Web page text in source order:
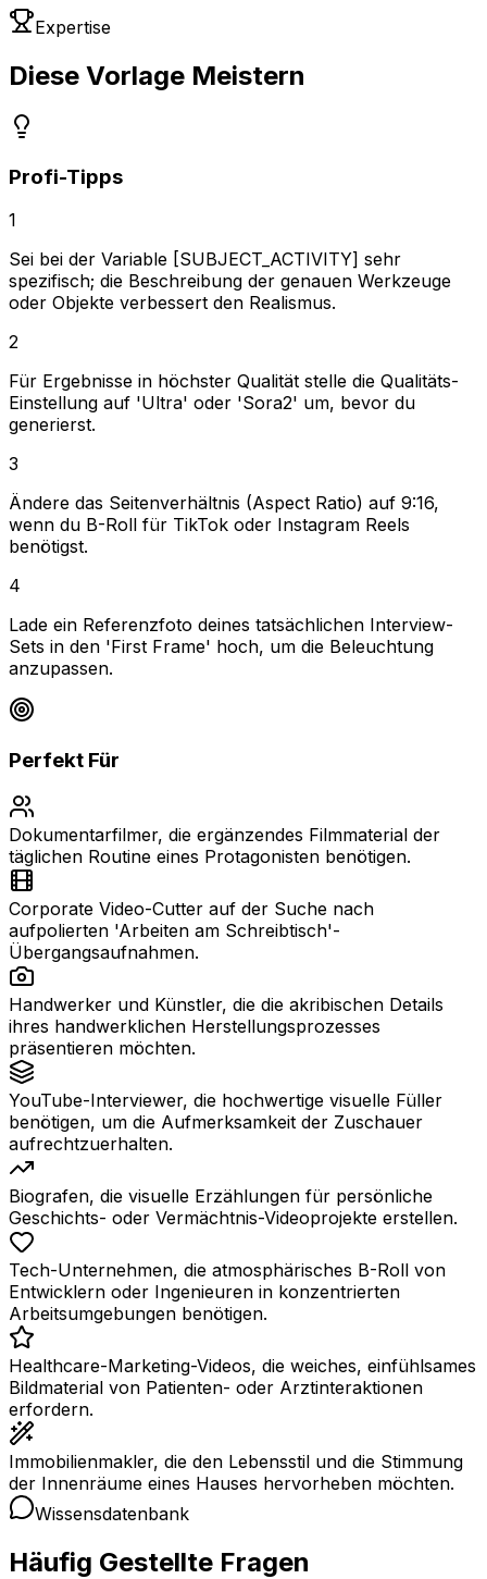
Expertise
Diese Vorlage Meistern
Profi-Tipps
1
Sei bei der Variable [SUBJECT_ACTIVITY] sehr
spezifisch; die Beschreibung der genauen Werkzeuge
oder Objekte verbessert den Realismus.
2
Für Ergebnisse in höchster Qualität stelle die Qualitäts-
Einstellung auf 'Ultra' oder 'Sora2' um, bevor du
generierst.
3
Ändere das Seitenverhältnis (Aspect Ratio) auf 9:16,
wenn du B-Roll für TikTok oder Instagram Reels
benötigst.
4
Lade ein Referenzfoto deines tatsächlichen Interview-
Sets in den 'First Frame' hoch, um die Beleuchtung
anzupassen.
Perfekt Für
Dokumentarfilmer, die ergänzendes Filmmaterial der
täglichen Routine eines Protagonisten benötigen.
Corporate Video-Cutter auf der Suche nach
aufpolierten 'Arbeiten am Schreibtisch'-
Übergangsaufnahmen.
Handwerker und Künstler, die die akribischen Details
ihres handwerklichen Herstellungsprozesses
präsentieren möchten.
YouTube-Interviewer, die hochwertige visuelle Füller
benötigen, um die Aufmerksamkeit der Zuschauer
aufrechtzuerhalten.
Biografen, die visuelle Erzählungen für persönliche
Geschichts- oder Vermächtnis-Videoprojekte erstellen.
Tech-Unternehmen, die atmosphärisches B-Roll von
Entwicklern oder Ingenieuren in konzentrierten
Arbeitsumgebungen benötigen.
Healthcare-Marketing-Videos, die weiches, einfühlsames
Bildmaterial von Patienten- oder Arztinteraktionen
erfordern.
Immobilienmakler, die den Lebensstil und die Stimmung
der Innenräume eines Hauses hervorheben möchten.
Wissensdatenbank
Häufig Gestellte Fragen